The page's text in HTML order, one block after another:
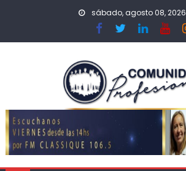
sábado, agosto 08, 2026